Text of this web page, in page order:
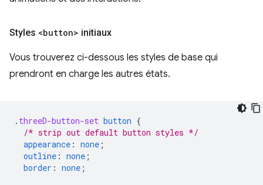
Styles <button> initiaux
Vous trouverez ci-dessous les styles de base qui
prendront en charge les autres états.
. threeD-button-set button {
/* strip out default button styles */
appearance : none ;
outline : none ;
border : none ;